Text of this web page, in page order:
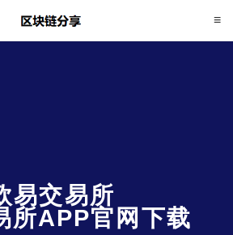
易交易所
所APP官网下载